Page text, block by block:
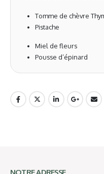
Tomme de chèvre
Pistache
Miel de fleurs
Pousse d’épinard